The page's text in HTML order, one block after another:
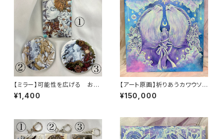
【ミラー】可能性を広げる お
花 ひと
¥1,400
【アート原画】祈りあうカワウソ 1
点もの アクリル画
¥150,000